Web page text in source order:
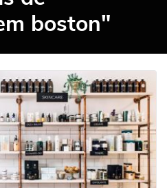
boston"